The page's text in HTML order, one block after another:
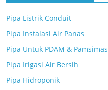
Pipa Listrik Conduit
Pipa Instalasi Air Panas
Pipa Untuk PDAM & Pamsimas
Pipa Irigasi Air Bersih
Pipa Hidroponik